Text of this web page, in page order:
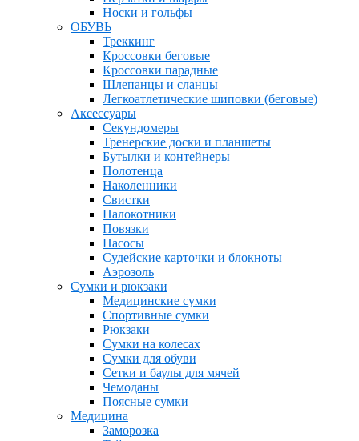
Носки и гольфы
ОБУВЬ
Треккинг
Кроссовки беговые
Кроссовки парадные
Шлепанцы и сланцы
Легкоатлетические шиповки (беговые)
Аксессуары
Секундомеры
Тренерские доски и планшеты
Бутылки и контейнеры
Полотенца
Наколенники
Свистки
Налокотники
Повязки
Насосы
Судейские карточки и блокноты
Аэрозоль
Сумки и рюкзаки
Медицинские сумки
Спортивные сумки
Рюкзаки
Сумки на колесах
Сумки для обуви
Сетки и баулы для мячей
Чемоданы
Поясные сумки
Медицина
Заморозка